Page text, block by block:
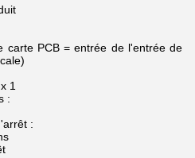
carte PCB = entrée de l'entrée de
1
:
: